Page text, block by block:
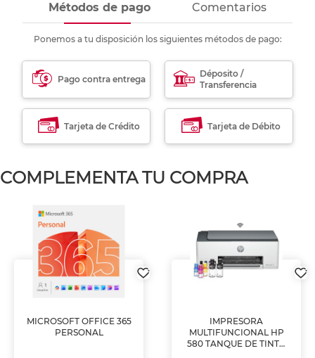
Métodos de pago Comentarios
Ponemos a tu disposición los siguientes métodos de pago:
Pago contra entrega
Déposito /
Transferencia
Tarjeta de Crédito Tarjeta de Débito
COMPLEMENTA TU COMPRA
MICROSOFT OFFICE 365
PERSONAL
IMPRESORA
MULTIFUNCIONAL HP
580 TANQUE DE TINTA